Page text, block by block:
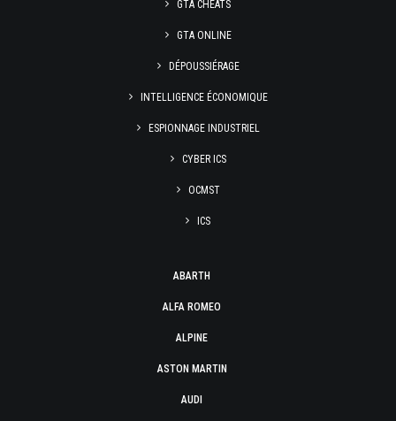
GTA CHEATS
GTA ONLINE
DÉPOUSSIÉRAGE
INTELLIGENCE ÉCONOMIQUE
ESPIONNAGE INDUSTRIEL
CYBER ICS
OCMST
ICS
ABARTH
ALFA ROMEO
ALPINE
ASTON MARTIN
AUDI